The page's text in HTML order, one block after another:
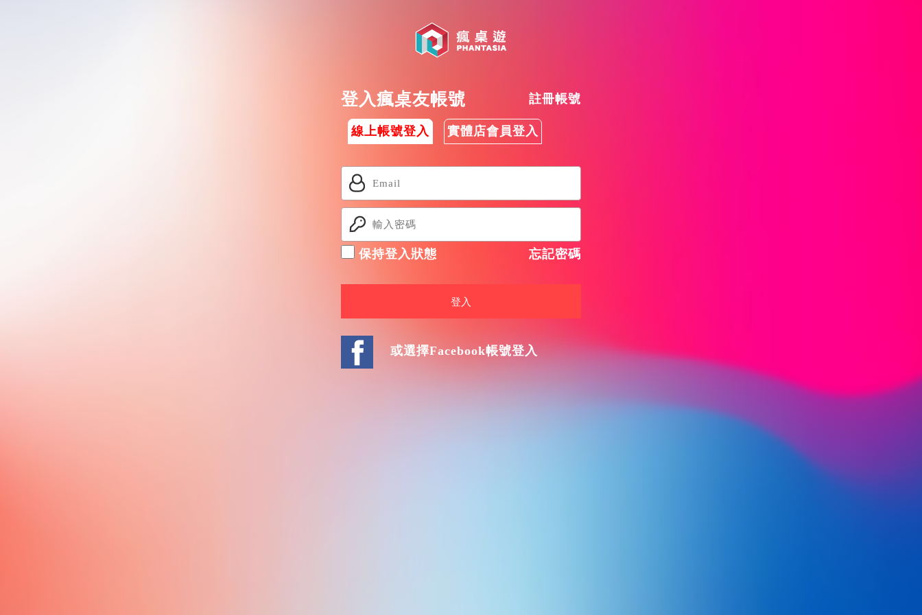
登入瘋桌友帳號 註冊帳號
線上帳號登入 實體店會員登入
保持登入狀態 忘記密碼
登入
或選擇Facebook帳號登入